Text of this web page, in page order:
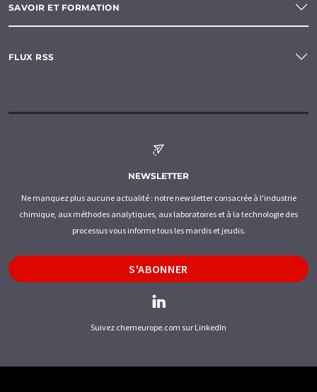
SAVOIR ET FORMATION
FLUX RSS
NEWSLETTER
Ne manquez plus aucune actualité : notre newsletter consacrée à l'industrie
chimique, aux méthodes analytiques, aux laboratoires et à la technologie des
processus vous informe tous les mardis et jeudis.
S'ABONNER
Suivez chemeurope.com sur LinkedIn